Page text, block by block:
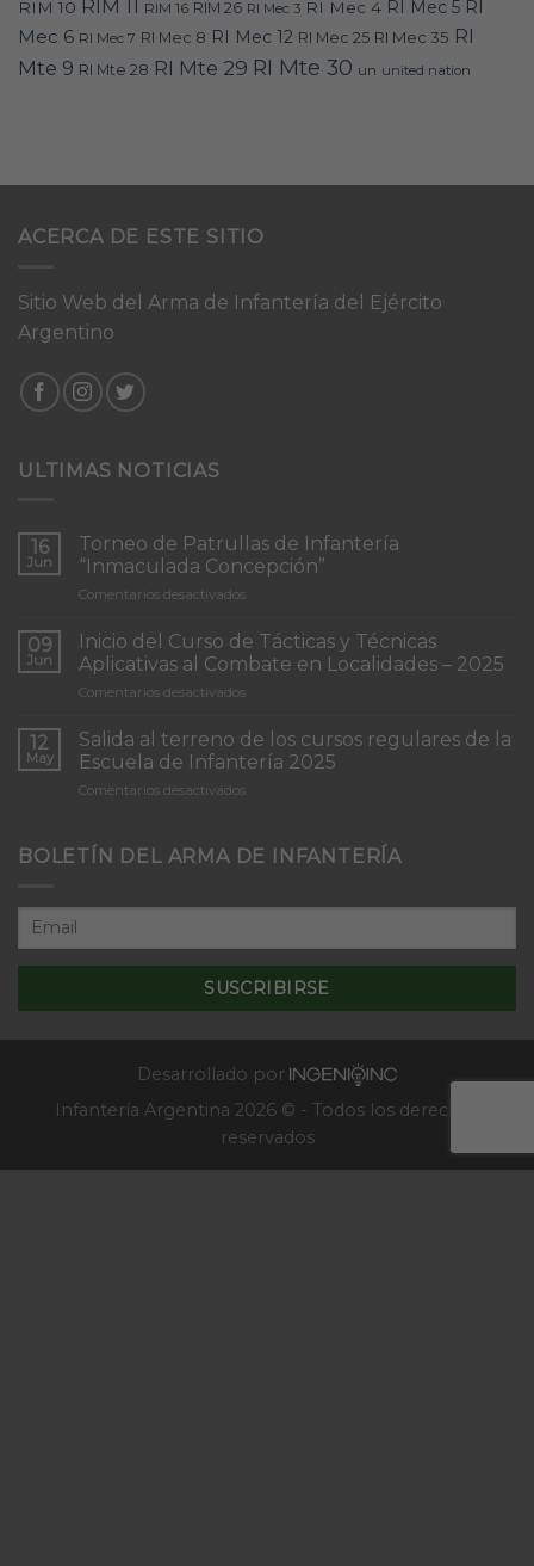
RIM 10 RIM 11 RIM 16 RIM 26 RI Mec 3 RI Mec 4 RI Mec 5 RI
Mec 6 RI Mec 7 RI Mec 8 RI Mec 12 RI Mec 25 RI Mec 35 RI
Mte 9 RI Mte 28 RI Mte 29 RI Mte 30 un united nation
ACERCA DE ESTE SITIO
Sitio Web del Arma de Infantería del Ejército
Argentino
ULTIMAS NOTICIAS
16
Jun
Torneo de Patrullas de Infantería
“Inmaculada Concepción”
Comentarios desactivadosen
de
Patrullas
de
Infantería
Concepción”
09
Jun
Inicio del Curso de Tácticas y Técnicas
Aplicativas al Combate en Localidades – 2025
Comentarios desactivadosen
del
Curso
de
Tácticas
Aplicativas
12
May
Salida al terreno de los cursos regulares de la
Escuela de Infantería 2025
Comentarios desactivadosen
terreno
cursos
de
Escuela
de
BOLETÍN DEL ARMA DE INFANTERÍA
Desarrollado por
Infantería Argentina 2026 © - Todos los derechos
reservados